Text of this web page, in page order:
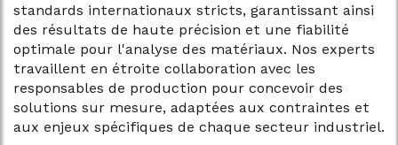
standards internationaux stricts, garantissant ainsi
des résultats de haute précision et une fiabilité
optimale pour l'analyse des matériaux. Nos experts
travaillent en étroite collaboration avec les
responsables de production pour concevoir des
solutions sur mesure, adaptées aux contraintes et
aux enjeux spécifiques de chaque secteur industriel.